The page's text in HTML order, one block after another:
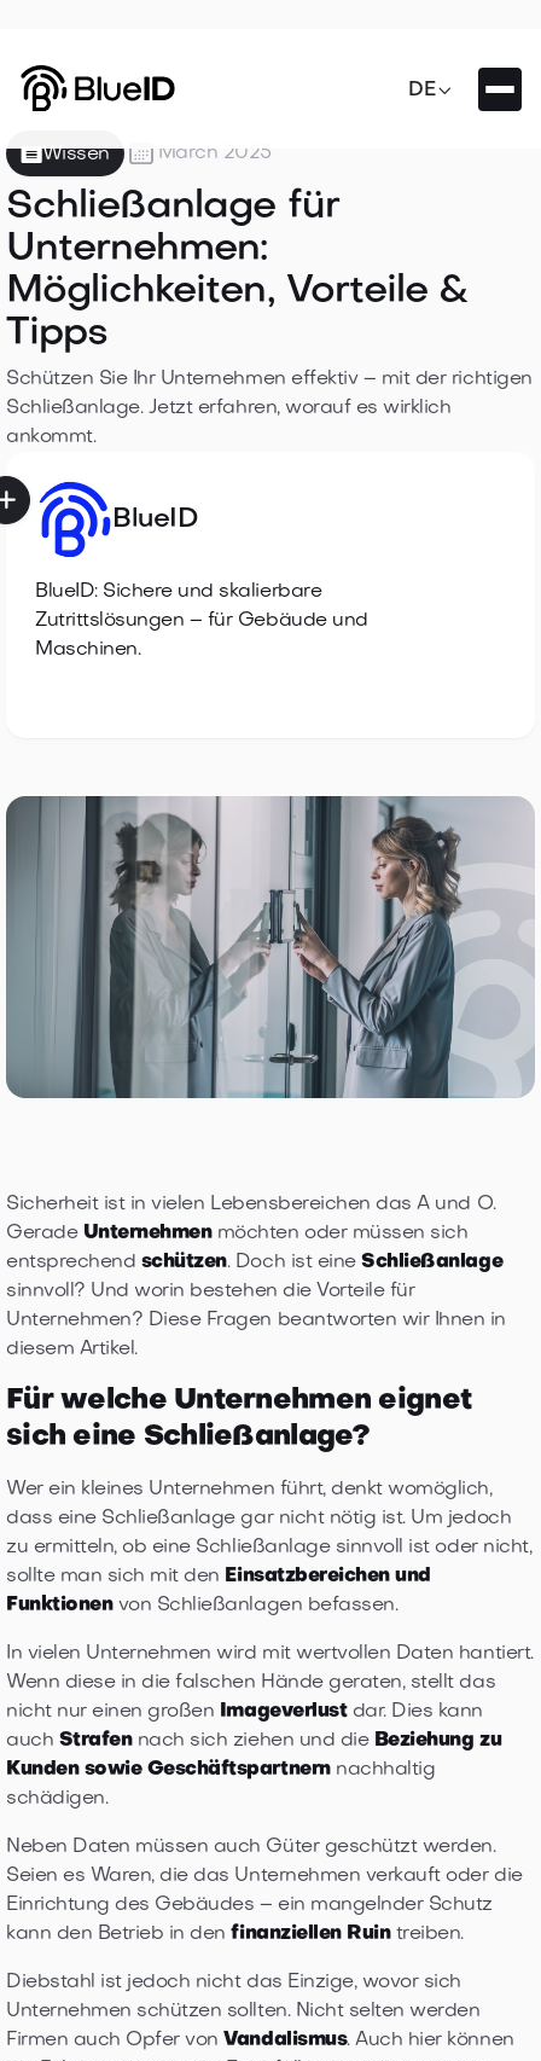
DE
Wissen March 2025
Schließanlage für
Unternehmen:
Möglichkeiten, Vorteile &
Tipps
Schützen Sie Ihr Unternehmen effektiv – mit der richtigen
Schließanlage. Jetzt erfahren, worauf es wirklich
ankommt.
BlueID
BlueID: Sichere und skalierbare
Zutrittslösungen – für Gebäude und
Maschinen.
Sicherheit ist in vielen Lebensbereichen das A und O.
Gerade Unternehmenmöchten oder müssen sich
entsprechend schützen. Doch ist eineSchließanlage
sinnvoll? Und worin bestehen die Vorteile für
Unternehmen? Diese Fragen beantworten wir Ihnen in
diesem Artikel.
Für welche Unternehmen eignet
sich eine Schließanlage?
Wer ein kleines Unternehmen führt, denkt womöglich,
dass eine Schließanlage gar nicht nötig ist. Um jedoch
zu ermitteln, ob eine Schließanlage sinnvoll ist oder nicht,
sollte man sich mit den Einsatzbereichen und
Funktionenvon Schließanlagen befassen.
In vielen Unternehmen wird mit wertvollen Daten hantiert.
Wenn diese in die falschen Hände geraten, stellt das
nicht nur einen großen Imageverlustdar. Dies kann
auch Strafennach sich ziehen und die Beziehung zu
Kunden sowie Geschäftspartnernnachhaltig
schädigen.
Neben Daten müssen auch Güter geschützt werden.
Seien es Waren, die das Unternehmen verkauft oder die
Einrichtung des Gebäudes – ein mangelnder Schutz
kann den Betrieb in denfinanziellen Ruintreiben.
Diebstahl ist jedoch nicht das Einzige, wovor sich
Unternehmen schützen sollten. Nicht selten werden
Firmen auch Opfer vonVandalismus. Auch hier können